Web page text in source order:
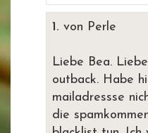
1. von Perle
Liebe Bea.
outback. Habe
mailadressse
die